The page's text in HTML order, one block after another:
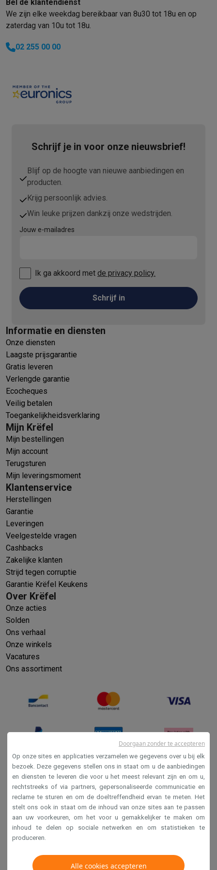
Bel de klantendienst
We zijn elke weekdag bereikbaar van 8u30 tot 18u en op
zaterdag van 10u tot 18u.
02 255 00 00
Schrijf je in voor onze nieuwsbrief!
Blijf op de hoogte van nieuwe aanbiedingen en
producten.
Krijg persoonlijk advies.
Win leuke prijzen dankzij onze wedstrijden.
Jouw e-mailadres
Ik ga akkoord met de privacy policy.
Schrijf in
Informatie en diensten
Onze diensten
Laagste prijsgarantie
Gratis leveren
Verlengde garantie
Ecocheques
Veilig betalen
Toegankelijkheidsverklaring
Mijn Krëfel
Mijn bestellingen
Mijn account
Terugsturen
Mijn leveringsmoment
Klantenservice
Herstellingen
Garantie
Leveringen
Veelgestelde vragen
Cashbacks
Zakelijke klanten
Strijd tegen corruptie
Garantie Krëfel Keukens
Over Krëfel
Onze acties
Solden
Ons verhaal
Onze winkels
Vacatures
Ons assortiment
Verkoopsvoorwaarden
Privacy
Disclaimer
Cookies
Krëfel NV - Steenstraat 44 - Industriezone 4 "T Sas",
1851 Humbeek, België
Op onze sites en applicaties verzamelen we gegevens over u bij elk
bezoek. Deze gegevens stellen ons in staat om u de aanbiedingen
en diensten te leveren die voor u het meest relevant zijn en om u,
rechtstreeks of via partners, gepersonaliseerde communicatie en
reclame te sturen en om de doeltreffendheid ervan te meten. Het
stelt ons ook in staat om de inhoud van onze sites aan te passen
aan uw voorkeuren, om het voor u gemakkelijker te maken om
inhoud te delen op sociale netwerken en om statistieken te
produceren.
Alle cookies accepteren
Doorgaan zonder te accepteren